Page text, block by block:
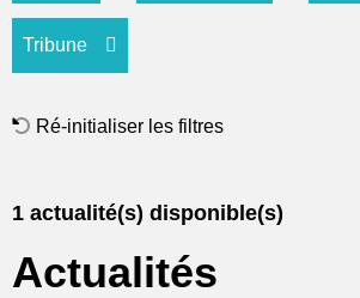
Tribune
Ré-initialiser les filtres
1 actualité(s) disponible(s)
Actualités